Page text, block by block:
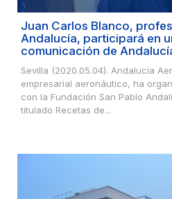
Juan Carlos Blanco,
Andalucía, participará en
comunicación de
Sevilla (2020.05.04). Andalucía
empresarial aeronáutico, ha
con la Fundación San Pablo
titulado Recetas de...